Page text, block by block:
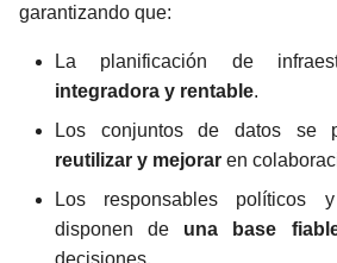
garantizando que:
La planificación de
integradora y rentable.
Los conjuntos de datos se
reutilizar y mejorar en
Los responsables políticos
disponen de una base
decisiones.